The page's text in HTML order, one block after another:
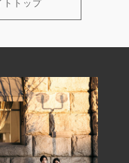
トトップ